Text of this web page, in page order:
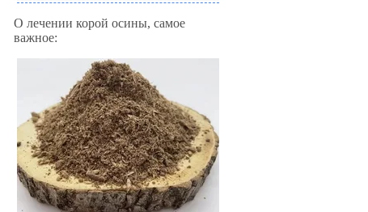
О лечении корой осины, самое
важное: